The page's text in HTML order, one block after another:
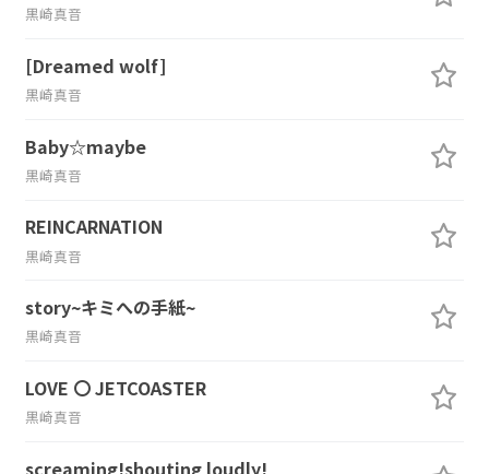
黒崎真音
[Dreamed wolf]
黒崎真音
Baby☆maybe
黒崎真音
REINCARNATION
黒崎真音
story~キミへの手紙~
黒崎真音
LOVE 〇 JETCOASTER
黒崎真音
screaming!shouting loudly!